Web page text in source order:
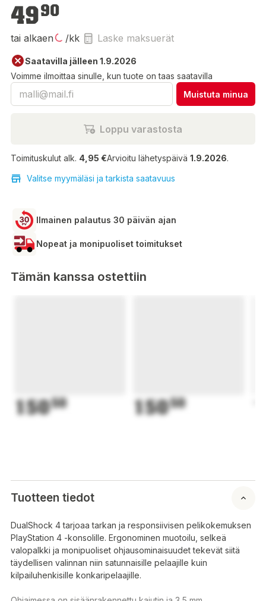
4990
tai alkaen /kk Laske maksuerät
Saatavilla jälleen 1.9.2026
Voimme ilmoittaa sinulle, kun tuote on taas saatavilla
Muistuta minua
Loppu varastosta
Toimituskulut alk. 4,95 €Arvioitu lähetyspäivä 1.9.2026.
Valitse myymäläsi ja tarkista saatavuus
Ilmainen palautus 30 päivän ajan
Nopeat ja monipuoliset toimitukset
Tämän kanssa ostettiin
15050 15050
Tuotteen tiedot
DualShock 4 tarjoaa tarkan ja responsiivisen pelikokemuksen
PlayStation 4 -konsolille. Ergonominen muotoilu, selkeä
valopalkki ja monipuoliset ohjausominaisuudet tekevät siitä
täydellisen valinnan niin satunnaisille pelaajille kuin
kilpailuhenkisille konkaripelaajille.